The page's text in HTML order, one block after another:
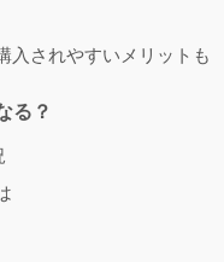
されやすいメリットも
る？